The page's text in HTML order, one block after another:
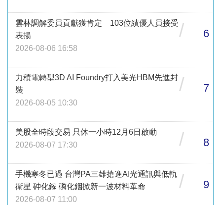
雲林調解委員貢獻獲肯定 103位績優人員接受
表揚
2026-08-06 16:58
/ 6
力積電轉型3D AI Foundry打入美光HBM先進封
裝
2026-08-05 10:30
/ 7
美股全時段交易 只休一小時12月6日啟動
2026-08-07 17:30
/ 8
手機寒冬已過 台灣PA三雄搶進AI光通訊與低軌
衛星 砷化鎵 磷化銦掀新一波材料革命
2026-08-07 11:00
/ 9